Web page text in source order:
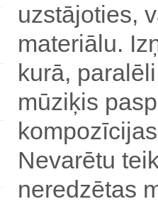
uzstājoties,
materiālu.
kurā,
mūziķis
Nevarētu
neredzētas